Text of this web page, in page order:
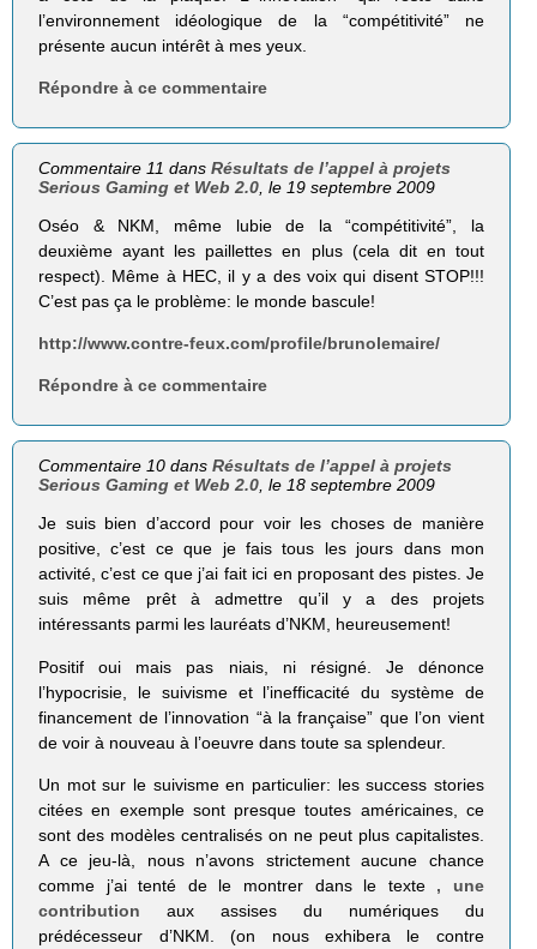
l’environnement idéologique de la “compétitivité” ne
présente aucun intérêt à mes yeux.
Répondre à ce commentaire
Commentaire 11 dansRésultats de l’appel à projets
Serious Gaming et Web 2.0 , le 19 septembre 2009
Oséo & NKM, même lubie de la “compétitivité”, la
deuxième ayant les paillettes en plus (cela dit en tout
respect). Même à HEC, il y a des voix qui disent STOP!!!
C’est pas ça le problème: le monde bascule!
http://www.contre-feux.com/profile/brunolemaire/
Répondre à ce commentaire
Commentaire 10 dansRésultats de l’appel à projets
Serious Gaming et Web 2.0, le 18 septembre 2009
Je suis bien d’accord pour voir les choses de manière
positive, c’est ce que je fais tous les jours dans mon
activité, c’est ce que j’ai fait ici en proposant des pistes. Je
suis même prêt à admettre qu’il y a des projets
intéressants parmi les lauréats d’NKM, heureusement!
Positif oui mais pas niais, ni résigné. Je dénonce
l’hypocrisie, le suivisme et l’inefficacité du système de
financement de l’innovation “à la française” que l’on vient
de voir à nouveau à l’oeuvre dans toute sa splendeur.
Un mot sur le suivisme en particulier: les success stories
citées en exemple sont presque toutes américaines, ce
sont des modèles centralisés on ne peut plus capitalistes.
A ce jeu-là, nous n’avons strictement aucune chance
comme j’ai tenté de le montrer dans le texte , une
contribution aux assises du numériques du
prédécesseur d’NKM. (on nous exhibera le contre